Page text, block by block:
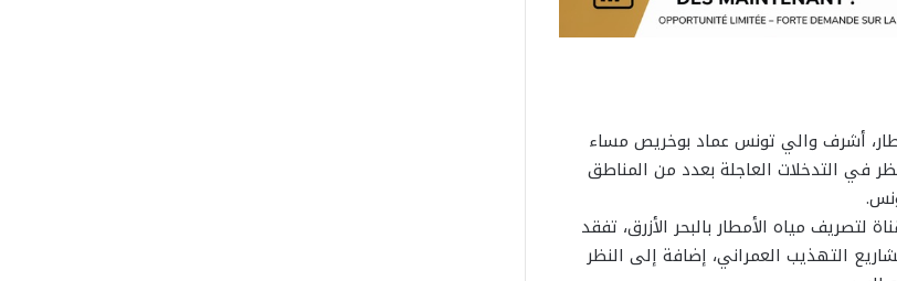
أشرف والي تونس عماد بوخريص مساء
خصصت للنظر في التدخلات العاجلة بعدد من المناطق
لتصريف مياه الأمطار بالبحر الأزرق، تفقد
التهذيب العمراني، إضافة إلى النظر